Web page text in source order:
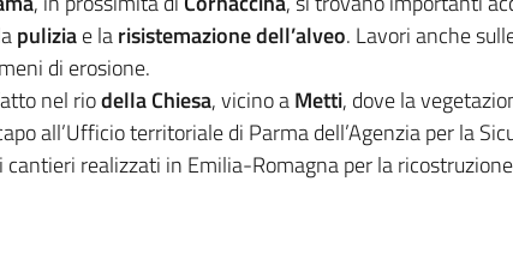
puliziae larisistemazione dell’alveo. Lavori anche
di erosione.
nel riodella Chiesa, vicino aMetti, dove la
all’Ufficio territoriale di Parma dell’Agenzia per la
realizzati in Emilia-Romagna per la